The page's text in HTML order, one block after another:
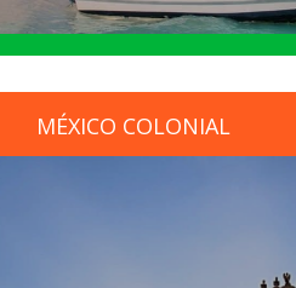
MÉXICO COLONIAL